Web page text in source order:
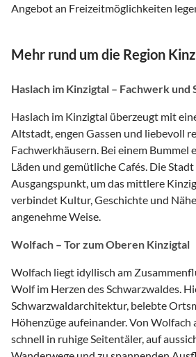
Angebot an Freizeitmöglichkeiten
Mehr rund um die Region
Haslach im Kinzigtal – Fachwerk
Haslach im Kinzigtal überzeugt mit
Altstadt, engen Gassen und liebevoll
Fachwerkhäusern. Bei einem Bummel
Läden und gemütliche Cafés. Die
Ausgangspunkt, um das mittlere
verbindet Kultur, Geschichte und
angenehme Weise.
Wolfach – Tor zum Oberen Kinzigtal
Wolfach liegt idyllisch am
Wolf im Herzen des Schwarzwaldes.
Schwarzwaldarchitektur, belebte
Höhenzüge aufeinander. Von Wolfach
schnell in ruhige Seitentäler, auf